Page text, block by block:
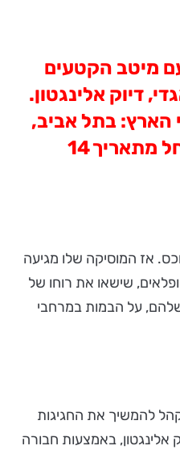
מיטב הקטעים
דיוק אלינגטון.
הארץ: בתל אביב,
מתאריך14
אז המוסיקה שלו מגיעה
שישאו את רוחו של
שלהם, על הבמות במרחבי
להמשיך את החגיגות
באמצעות חבורה